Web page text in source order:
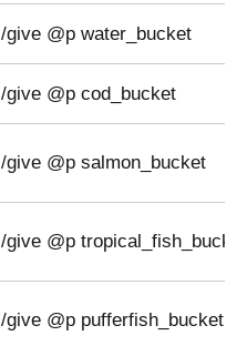
/give @p water_bucket
/give @p cod_bucket
/give @p salmon_bucket
/give @p tropical_fish_bucket
/give @p pufferfish_bucket